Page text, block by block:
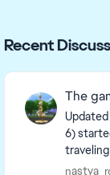
Recent
The
6)